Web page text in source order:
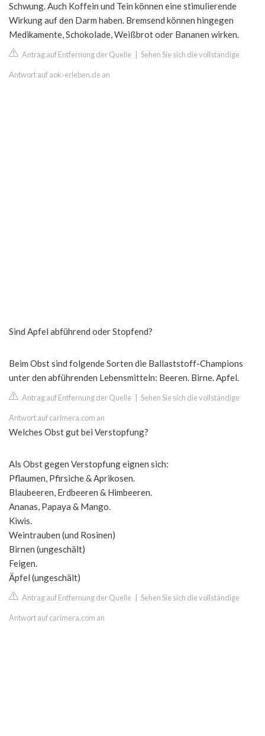
Schwung. Auch Koffein und Tein können eine stimulierende
Wirkung auf den Darm haben. Bremsend können hingegen
Medikamente, Schokolade, Weißbrot oder Bananen wirken.
Antrag auf Entfernung der Quelle Sehen Sie sich die vollständige
Antwort auf aok-erleben.de an
Sind Apfel abführend oder Stopfend?
Beim Obst sind folgende Sorten die Ballaststoff-Champions
unter den abführenden Lebensmitteln: Beeren. Birne. Apfel.
Antrag auf Entfernung der Quelle Sehen Sie sich die vollständige
Antwort auf carimera.com an
Welches Obst gut bei Verstopfung?
Als Obst gegen Verstopfung eignen sich:
Pflaumen, Pfirsiche & Aprikosen.
Blaubeeren, Erdbeeren & Himbeeren.
Ananas, Papaya & Mango.
Kiwis.
Weintrauben (und Rosinen)
Birnen (ungeschält)
Feigen.
Äpfel (ungeschält)
Antrag auf Entfernung der Quelle Sehen Sie sich die vollständige
Antwort auf carimera.com an